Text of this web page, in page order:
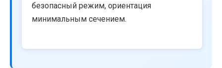
безопасный режим, ориентация
минимальным сечением.